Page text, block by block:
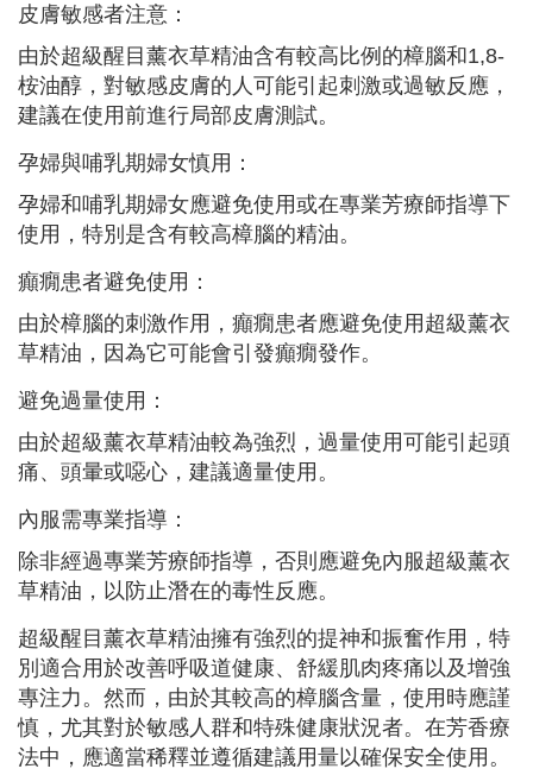
皮膚敏感者注意：
由於超級醒目薰衣草精油含有較高比例的樟腦和1,8-
桉油醇，對敏感皮膚的人可能引起刺激或過敏反應，
建議在使用前進行局部皮膚測試。
孕婦與哺乳期婦女慎用：
孕婦和哺乳期婦女應避免使用或在專業芳療師指導下
使用，特別是含有較高樟腦的精油。
癲癇患者避免使用：
由於樟腦的刺激作用，癲癇患者應避免使用超級薰衣
草精油，因為它可能會引發癲癇發作。
避免過量使用：
由於超級薰衣草精油較為強烈，過量使用可能引起頭
痛、頭暈或噁心，建議適量使用。
內服需專業指導：
除非經過專業芳療師指導，否則應避免內服超級薰衣
草精油，以防止潛在的毒性反應。
超級醒目薰衣草精油擁有強烈的提神和振奮作用，特
別適合用於改善呼吸道健康、舒緩肌肉疼痛以及增強
專注力。然而，由於其較高的樟腦含量，使用時應謹
慎，尤其對於敏感人群和特殊健康狀況者。在芳香療
法中，應適當稀釋並遵循建議用量以確保安全使用。